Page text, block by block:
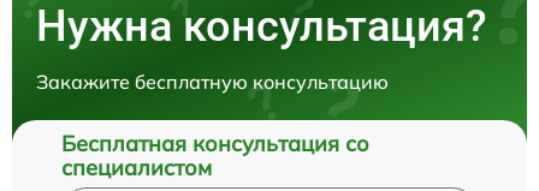
Нужна консультация?
Закажите бесплатную консультацию
Бесплатная консультация со
специалистом